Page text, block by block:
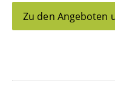
Zu den Angeboten